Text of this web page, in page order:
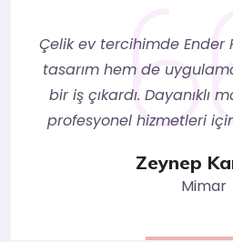
Çelik ev tercihimde Ender
tasarım hem de
bir iş çıkardı. Dayanıklı
profesyonel hizmetleri
Zeynep
Mimar